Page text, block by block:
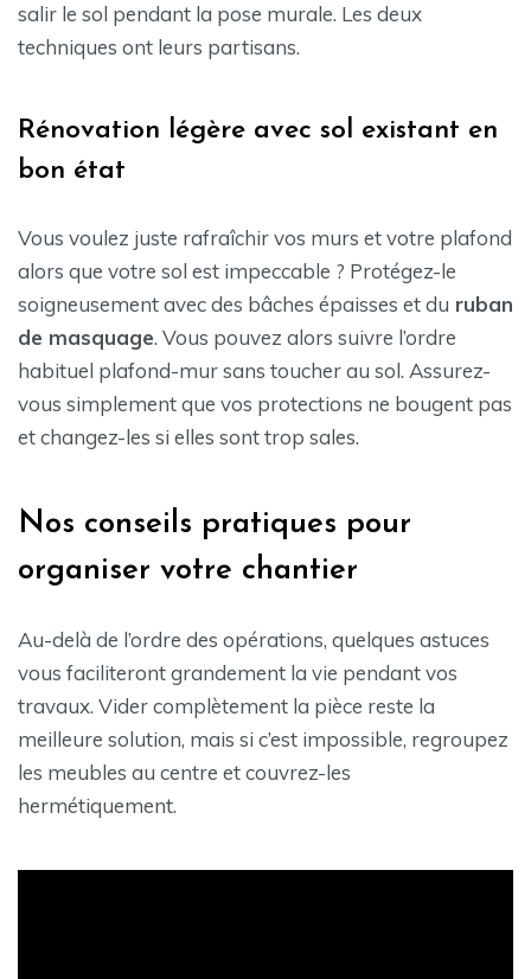
salir le sol pendant la pose murale. Les deux
techniques ont leurs partisans.
Rénovation légère avec sol existant en
bon état
Vous voulez juste rafraîchir vos murs et votre plafond
alors que votre sol est impeccable ? Protégez-le
soigneusement avec des bâches épaisses et du ruban
de masquage. Vous pouvez alors suivre l’ordre
habituel plafond-mur sans toucher au sol. Assurez-
vous simplement que vos protections ne bougent pas
et changez-les si elles sont trop sales.
Nos conseils pratiques pour
organiser votre chantier
Au-delà de l’ordre des opérations, quelques astuces
vous faciliteront grandement la vie pendant vos
travaux. Vider complètement la pièce reste la
meilleure solution, mais si c’est impossible, regroupez
les meubles au centre et couvrez-les
hermétiquement.